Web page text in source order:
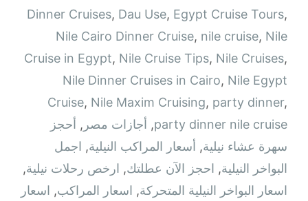
Dinner Cruises, Dau Use, Egypt Cruise Tours,
Nile Cairo Dinner Cruise, nile cruise, Nile
Cruise in Egypt, Nile Cruise Tips, Nile Cruises,
Nile Dinner Cruises in Cairo, Nile Egypt
Cruise, Nile Maxim Cruising, party dinner,
party dinner nile cruise
, أجازات مصر , أحجز
سهرة عشاء نيلية, أسعار المراكب النيلية, اجمل
البواخر النيلية, احجز الآن عطلتك, ارخص رحلات نيلية,
اسعار البواخر النيلية المتحركة, اسعار المراكب, اسعار